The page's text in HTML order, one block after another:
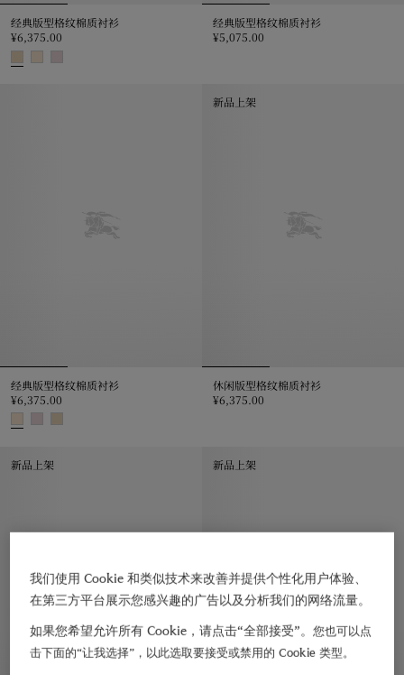
经典版型格纹棉质衬衫
¥6,375.00
经典版型格纹棉质衬衫
¥5,075.00
经典版型格纹棉质衬衫
¥6,375.00
新品上架
休闲版型格纹棉质衬衫
¥6,375.00
新品上架 新品上架
我们使用 Cookie 和类似技术来改善并提供个性化用户体验、
在第三方平台展示您感兴趣的广告以及分析我们的网络流量。
如果您希望允许所有 Cookie，请点击“全部接受”。您也可以点
击下面的“让我选择”，以此选取要接受或禁用的 Cookie 类型。